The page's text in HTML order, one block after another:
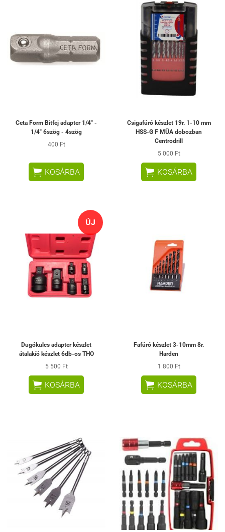
Ceta Form Bitfej adapter 1/4" -
1/4" 6szög - 4szög
400 Ft
 KOSÁRBA
Csigafúró készlet 19r. 1-10 mm
HSS-G F MŰA dobozban
Centrodrill
5 000 Ft
 KOSÁRBA
ÚJ
Dugókulcs adapter készlet
átalakíó készlet 6db-os THO
5 500 Ft
 KOSÁRBA
Fafúró készlet 3-10mm 8r.
Harden
1 800 Ft
 KOSÁRBA